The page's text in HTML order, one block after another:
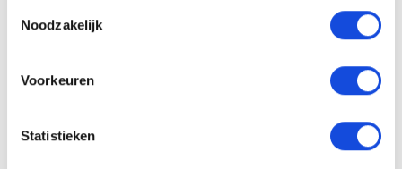
Noodzakelijk
Voorkeuren
Statistieken
afleverpakketten, dan weet u zeker dat u een auto
koopt waar zorg aan besteed is. Wij bieden u de
mogelijkheid te kiezen uit 2 afleverpakketten. En
wel of geen inruil. Vraag naar de mogelijkheden!
AANWEZIG. Ook kunt u bij ons uw auto, caravan,